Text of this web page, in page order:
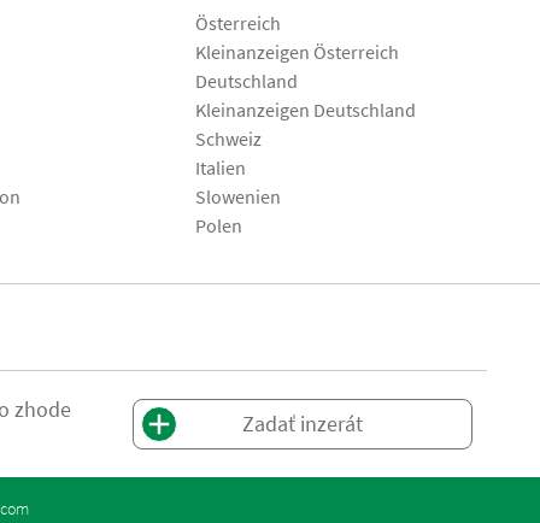
Österreich
Kleinanzeigen Österreich
Deutschland
Kleinanzeigen Deutschland
Schweiz
Italien
Slowenien
Polen
zhode
Zadať inzerát